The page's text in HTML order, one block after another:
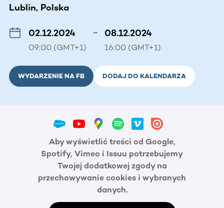
Lublin, Polska
02.12.2024
09:00 (GMT+1)
– 08.12.2024
16:00 (GMT+1)
WYDARZENIE NA FB DODAJ DO KALENDARZA
Aby wyświetlić treści od Google,
Spotify, Vimeo i Issuu potrzebujemy
Twojej dodatkowej zgody na
przechowywanie cookies i wybranych
danych.